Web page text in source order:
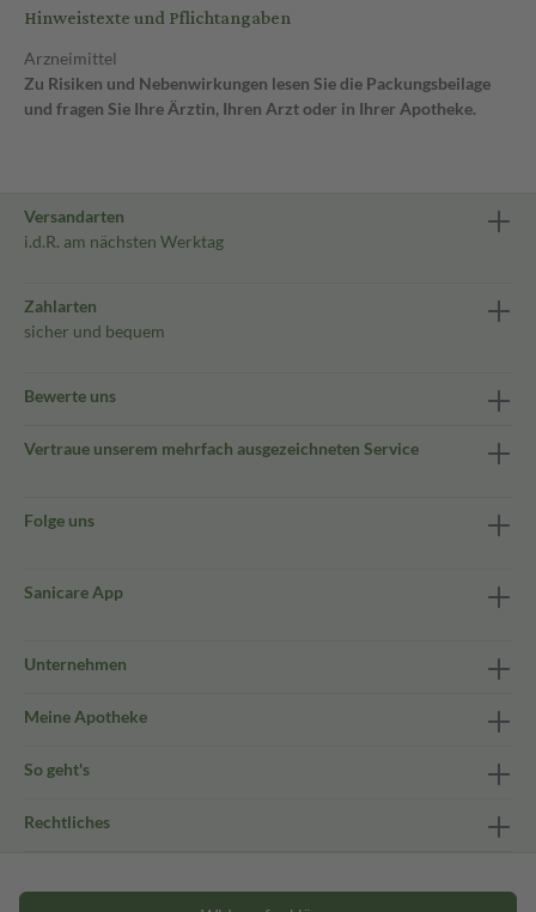
Hinweistexte und Pflichtangaben
Arzneimittel
Zu Risiken und Nebenwirkungen lesen Sie die Packungsbeilage
und fragen Sie Ihre Ärztin, Ihren Arzt oder in Ihrer Apotheke.
Versandarten
i.d.R. am nächsten Werktag
Zahlarten
sicher und bequem
Bewerte uns
Vertraue unserem mehrfach ausgezeichneten Service
Folge uns
Sanicare App
Unternehmen
Meine Apotheke
So geht's
Rechtliches